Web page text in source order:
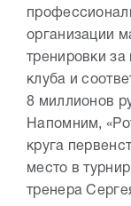
организации
тренировки
клуба и
8 миллионов
Напомним,
круга
место в
тренера